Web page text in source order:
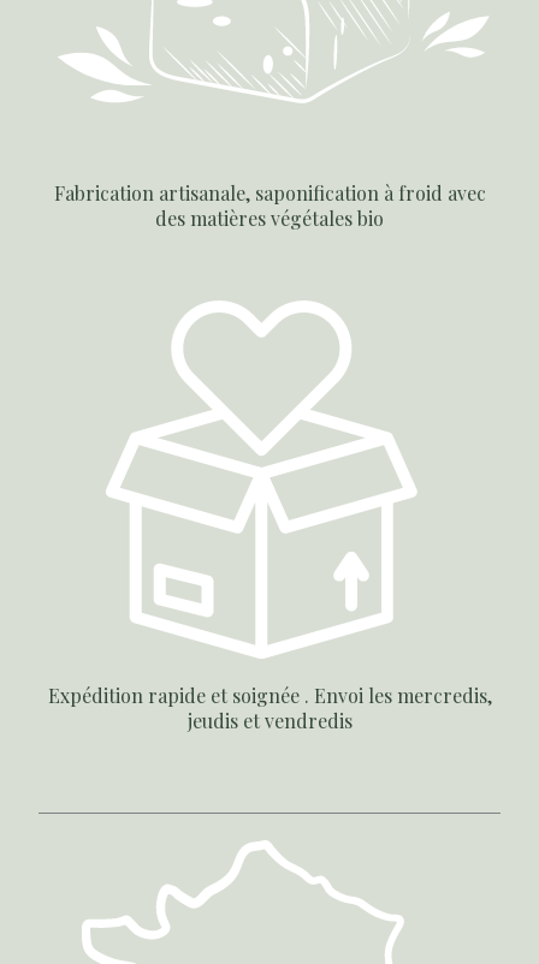
Fabrication artisanale, saponification à froid avec
des matières végétales bio
Expédition rapide et soignée . Envoi les mercredis,
jeudis et vendredis